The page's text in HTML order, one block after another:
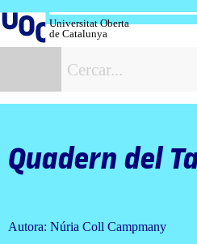
al
contingut
Universitat Oberta
de Catalunya
Quadern del
Autora: Núria Coll Campmany